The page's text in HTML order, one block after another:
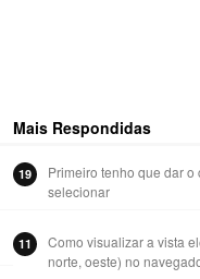
Mais Respondidas
19
Primeiro tenho que dar
selecionar
11
Como visualizar a vista
norte, oeste) no